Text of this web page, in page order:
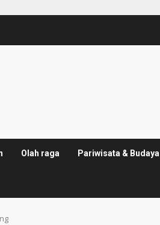
Olah raga Pariwisata & Budaya